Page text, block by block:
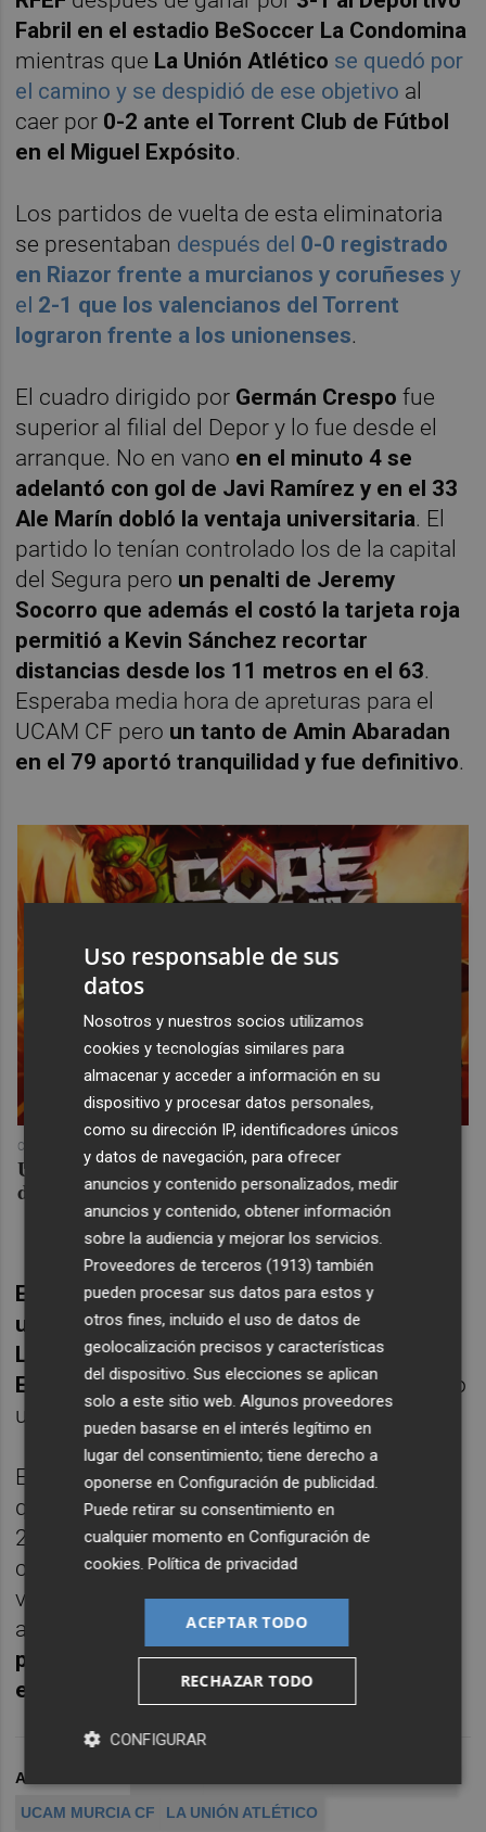
Fabril en el estadio BeSoccer La Condomina
mientras que La Unión Atlético se quedó por
el camino y se despidió de ese objetivo al
caer por 0-2 ante el Torrent Club de Fútbol
en el Miguel Expósito.
Los partidos de vuelta de esta eliminatoria
se presentaban después del 0-0 registrado
en Riazor frente a murcianos y coruñesesy
el 2-1 que los valencianos del Torrent
lograron frente a los unionenses.
El cuadro dirigido por Germán Crespo fue
superior al filial del Depor y lo fue desde el
arranque. No en vano en el minuto 4 se
adelantó con gol de Javi Ramírez y en el 33
Ale Marín dobló la ventaja universitaria. El
partido lo tenían controlado los de la capital
del Segura pero un penalti de Jeremy
Socorro que además el costó la tarjeta roja
permitió a Kevin Sánchez recortar
distancias desde los 11 metros en el 63.
Esperaba media hora de apreturas para el
UCAM CF pero un tanto de Amin Abaradan
en el 79 aportó tranquilidad y fue definitivo.
COREPUNK MMORPG
Un verdadero MMORPG de la vieja escuela ¡Cómo los
de antes, pero mejor!
El lunes, en el sorteo que se celebrará a la
una de la tarde en la Ciudad del Fútbol de
Las Rozas, sede de la Real Federación
Española de Fútbol, estará la bola del cuadro
universitario pero no la de La Unión Atlético.
El equipo dirigido porJosé Miguel Campos
que ya perdió en el estadio San Gregorio por
2-1, volvió a salir derrota esta vez en casa
con los goles que para el conjunto
valenciano llegaron en un intervalo de
apenas dos minutos.Diego Ruiz en propia
puerta en el minuto 12 y Juanma Acevedo
en el 14 prácticamente dictaron sentencia
ARCHIVADO EN
UCAM MURCIA CF
LA UNIÓN ATLÉTICO
Uso responsable de sus
datos
Nosotros y nuestros socios utilizamos
cookies y tecnologías similares para
almacenar y acceder a información en su
dispositivo y procesar datos personales,
como su dirección IP, identificadores únicos
y datos de navegación, para ofrecer
anuncios y contenido personalizados, medir
anuncios y contenido, obtener información
sobre la audiencia y mejorar los servicios.
Proveedores de terceros (1913) también
pueden procesar sus datos para estos y
otros fines, incluido el uso de datos de
geolocalización precisos y características
del dispositivo. Sus elecciones se aplican
solo a este sitio web. Algunos proveedores
pueden basarse en el interés legítimo en
lugar del consentimiento; tiene derecho a
oponerse enConfiguración de publicidad.
Puede retirar su consentimiento en
cualquier momento enConfiguración de
cookies.Política de privacidad
ACEPTAR TODO
RECHAZAR TODO
CONFIGURAR